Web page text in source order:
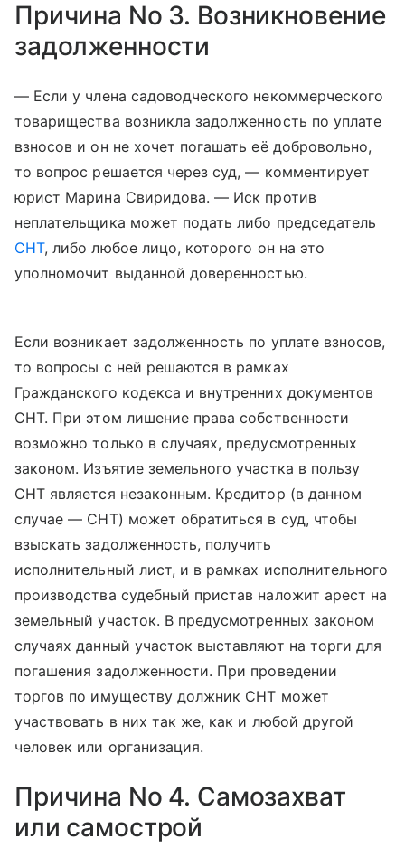
Причина No 3. Возникновение
задолженности
— Если у члена садоводческого некоммерческого
товарищества возникла задолженность по уплате
взносов и он не хочет погашать её добровольно,
то вопрос решается через суд, — комментирует
юрист Марина Свиридова. — Иск против
неплательщика может подать либо председатель
СНТ, либо любое лицо, которого он на это
уполномочит выданной доверенностью.
Если возникает задолженность по уплате взносов,
то вопросы с ней решаются в рамках
Гражданского кодекса и внутренних документов
СНТ. При этом лишение права собственности
возможно только в случаях, предусмотренных
законом. Изъятие земельного участ­ка в пользу
СНТ является незаконным. Кредитор (в данном
случае — СНТ) может обратиться в суд, чтобы
взыскать задолженность, получить
исполнительный лист, и в рамках исполнительного
производства судебный пристав наложит арест на
земельный участок. В предусмотренных законом
случаях данный участок выставляют на торги для
погашения задолженности. При проведении
торгов по имуществу должник СНТ может
участвовать в них так же, как и любой другой
человек или организация.
Причина No 4. Самозахват
или самострой